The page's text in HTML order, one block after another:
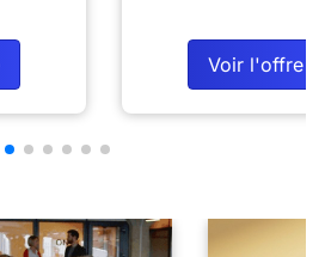
Voir l'offre